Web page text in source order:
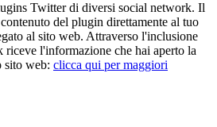
Twitter di diversi social network. Il
del plugin direttamente al tuo
al sito web. Attraverso l'inclusione
l'informazione che hai aperto la
sito web: clicca qui per maggiori